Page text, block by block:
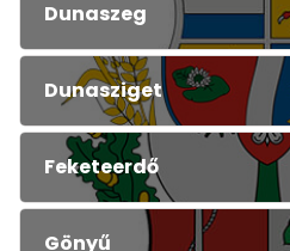
Dunaszeg
Dunasziget
Feketeerdő
Gönyű